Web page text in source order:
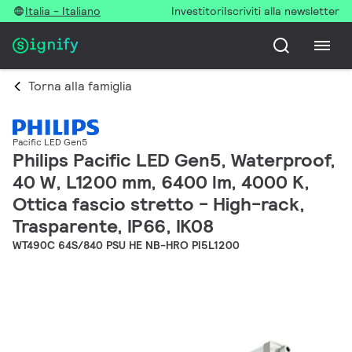
Italia - Italiano InvestitoriIscriviti alla newsletter
Torna alla famiglia
Pacific LED Gen5
Philips Pacific LED Gen5, Waterproof,
40 W, L1200 mm, 6400 lm, 4000 K,
Ottica fascio stretto - High-rack,
Trasparente, IP66, IK08
WT490C 64S/840 PSU HE NB-HRO PI5L1200